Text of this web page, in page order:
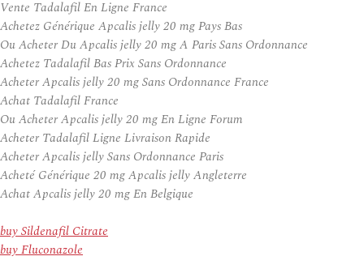
Vente Tadalafil En Ligne France
Achetez Générique Apcalis jelly 20 mg Pays Bas
Ou Acheter Du Apcalis jelly 20 mg A Paris Sans Ordonnance
Achetez Tadalafil Bas Prix Sans Ordonnance
Acheter Apcalis jelly 20 mg Sans Ordonnance France
Achat Tadalafil France
Ou Acheter Apcalis jelly 20 mg En Ligne Forum
Acheter Tadalafil Ligne Livraison Rapide
Acheter Apcalis jelly Sans Ordonnance Paris
Acheté Générique 20 mg Apcalis jelly Angleterre
Achat Apcalis jelly 20 mg En Belgique
buy Sildenafil Citrate
buy Fluconazole